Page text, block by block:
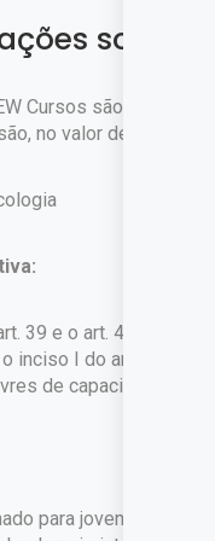
sobre o
Cursos são gratuitos.
no valor de
39 e o art. 42 da Lei
inciso I do art. 1º do
de capacitação
para jovens e